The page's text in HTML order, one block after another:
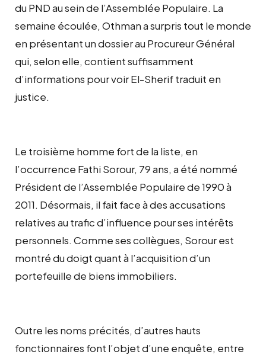
du PND au sein de l’Assemblée Populaire. La
semaine écoulée, Othman a surpris tout le monde
en présentant un dossier au Procureur Général
qui, selon elle, contient suffisamment
d’informations pour voir El-Sherif traduit en
justice.
Le troisième homme fort de la liste, en
l’occurrence Fathi Sorour, 79 ans, a été nommé
Président de l’Assemblée Populaire de 1990 à
2011. Désormais, il fait face à des accusations
relatives au trafic d’influence pour ses intérêts
personnels. Comme ses collègues, Sorour est
montré du doigt quant à l’acquisition d’un
portefeuille de biens immobiliers.
Outre les noms précités, d’autres hauts
fonctionnaires font l’objet d’une enquête, entre